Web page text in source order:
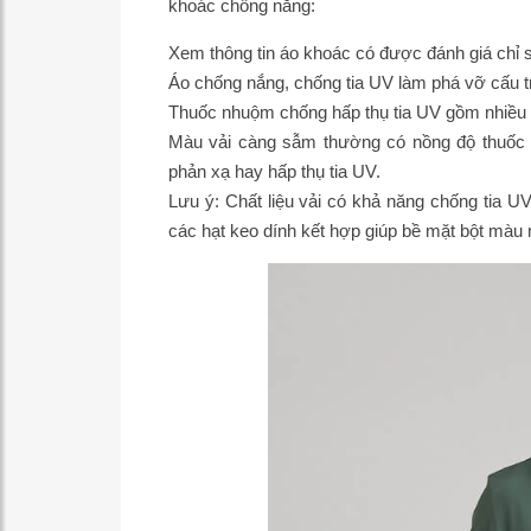
khoác chống nắng:
Xem thông tin áo khoác có được đánh giá chỉ
Áo chống nắng, chống tia UV làm phá vỡ
Thuốc nhuộm chống hấp thụ tia UV gồm
Màu vải càng sẫm thường có nồng độ
phản xạ hay hấp thụ tia UV.
Lưu ý: Chất liệu vải có khả năng chống tia
các hạt keo dính kết hợp giúp bề mặt bột màu